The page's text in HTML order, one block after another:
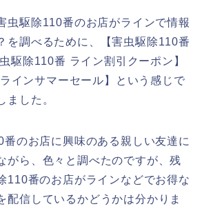
虫駆除110番のお店がラインで情報
を調べるために、【害虫駆除110番
駆除110番 ライン割引クーポン】
インサマーセール】という感じで
ました。
のお店に興味のある親しい友達に
がら、色々と調べたのですが、残
110番のお店がラインなどでお得な
配信しているかどうかは分かりま